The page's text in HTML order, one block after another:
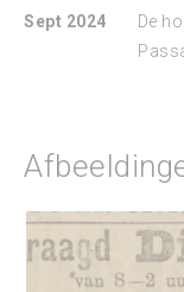
Sept 2024
De